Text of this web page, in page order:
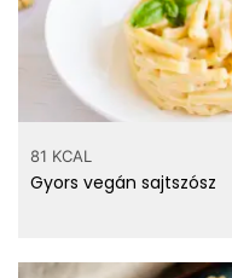
81 KCAL
Gyors vegán sajtszósz